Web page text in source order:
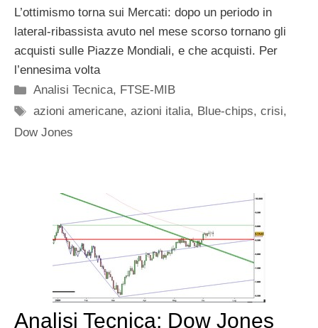
L’ottimismo torna sui Mercati: dopo un periodo in
lateral-ribassista avuto nel mese scorso tornano gli
acquisti sulle Piazze Mondiali, e che acquisti. Per
l’ennesima volta
Categorie
Analisi Tecnica, FTSE-MIB
Tag
azioni americane,azioni italia, Blue-chips,crisi,
Dow Jones
Analisi Tecnica: Dow Jones